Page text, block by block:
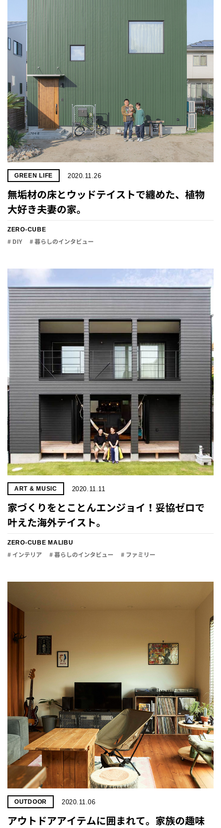
GREEN LIFE 2020.11.26
無垢材の床とウッドテイストで纏めた、植物
大好き夫妻の家。
ZERO-CUBE
# DIY # 暮らしのインタビュー
ART & MUSIC 2020.11.11
家づくりをとことんエンジョイ！妥協ゼロで
叶えた海外テイスト。
ZERO-CUBE MALIBU
# インテリア # 暮らしのインタビュー # ファミリー
OUTDOOR 2020.11.06
アウトドアアイテムに囲まれて。家族の趣味